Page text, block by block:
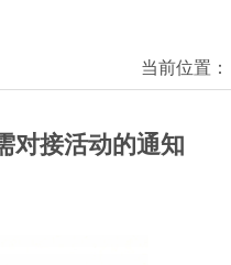
当前位置：
对接活动的通知